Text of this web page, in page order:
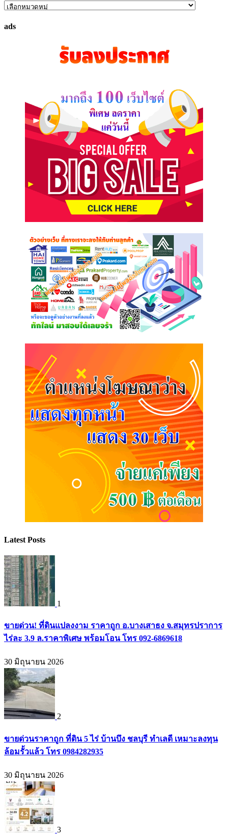
ค้นหา
ที่
ads
Latest Posts
1
ขายด่วน! ที่ดินแปลงงาม ราคาถูก อ.บางเสาธง จ.สมุทรปราการ
ไร่ละ 3.9 ล.ราคาพิเศษ พร้อมโอน โทร 092-6869618
30 มิถุนายน 2026
2
ขายด่วนราคาถูก ที่ดิน 5 ไร่ บ้านบึง ชลบุรี ทำเลดี เหมาะลงทุน
ล้อมรั้วแล้ว โทร 0984282935
30 มิถุนายน 2026
3